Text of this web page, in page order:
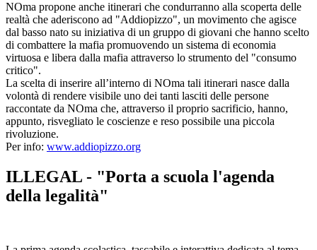
NOma propone anche itinerari che condurranno alla scoperta delle
realtà che aderiscono ad "Addiopizzo", un movimento che agisce
dal basso nato su iniziativa di un gruppo di giovani che hanno scelto
di combattere la mafia promuovendo un sistema di economia
virtuosa e libera dalla mafia attraverso lo strumento del "consumo
critico".
La scelta di inserire all’interno di NOma tali itinerari nasce dalla
volontà di rendere visibile uno dei tanti lasciti delle persone
raccontate da NOma che, attraverso il proprio sacrificio, hanno,
appunto, risvegliato le coscienze e reso possibile una piccola
rivoluzione.
Per info: www.addiopizzo.org
ILLEGAL - "Porta a scuola l'agenda
della legalità"